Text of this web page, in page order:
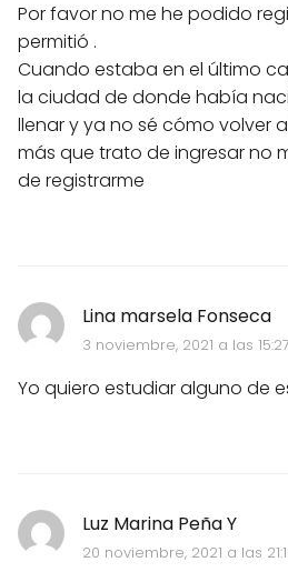
Por favor no me he podido
permitió .
Cuando estaba en el último
la ciudad de donde había
llenar y ya no sé cómo volver
más que trato de ingresar no
de registrarme
Lina marsela Fonseca
3 noviembre, 2021 a las 15:27
Yo quiero estudiar alguno de
Luz Marina Peña Y
20 noviembre, 2021 a las